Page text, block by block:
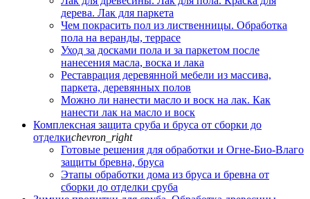
дерева. Лак для паркета
Чем покрасить пол из лиственницы. Обработка
пола на веранды, террасе
Уход за досками пола и за паркетом после
нанесения масла, воска и лака
Реставрация деревянной мебели из массива,
паркета, деревянных полов
Можно ли нанести масло и воск на лак. Как
нанести лак на масло и воск
Комплексная защита сруба и бруса от сборки до
отделкиchevron_right
Готовые решения для обработки и Огне-Био-Влаго
защиты бревна, бруса
Этапы обработки дома из бруса и бревна от
сборки до отделки сруба